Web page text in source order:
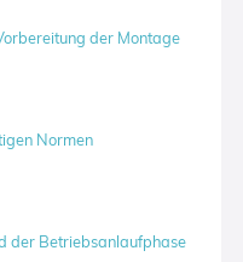
der Montage
Normen
der Betriebsanlaufphase